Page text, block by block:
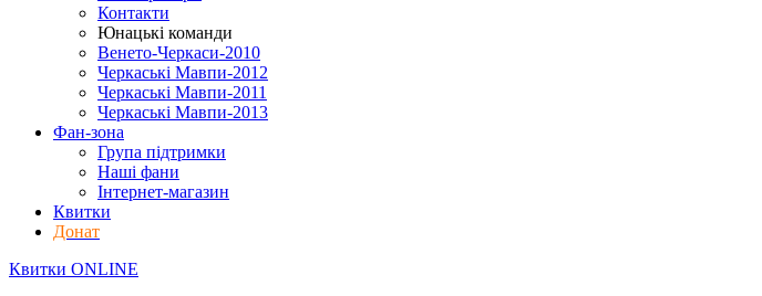
Контакти
Юнацькі команди
Венето-Черкаси-2010
Черкаські Мавпи-2012
Черкаські Мавпи-2011
Черкаські Мавпи-2013
Фан-зона
Група підтримки
Наші фани
Інтернет-магазин
Квитки
Донат
Квитки ONLINE